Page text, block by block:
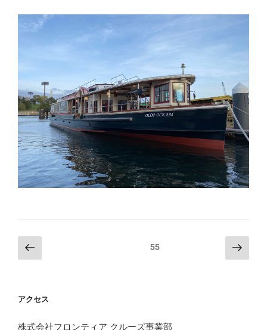
投
稿
ビ
前
の
ジ
固定ページ55
次
の
アクセス
株式会社フロンティア クルーズ事業部